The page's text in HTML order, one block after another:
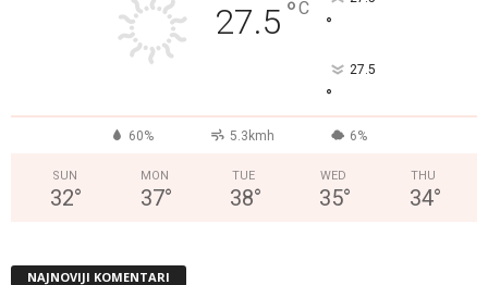
27.5 °C
°
27.5
°
60% 5.3kmh 6%
SUN
32°
MON
37°
TUE
38°
WED
35°
THU
34°
NAJNOVIJI KOMENTARI